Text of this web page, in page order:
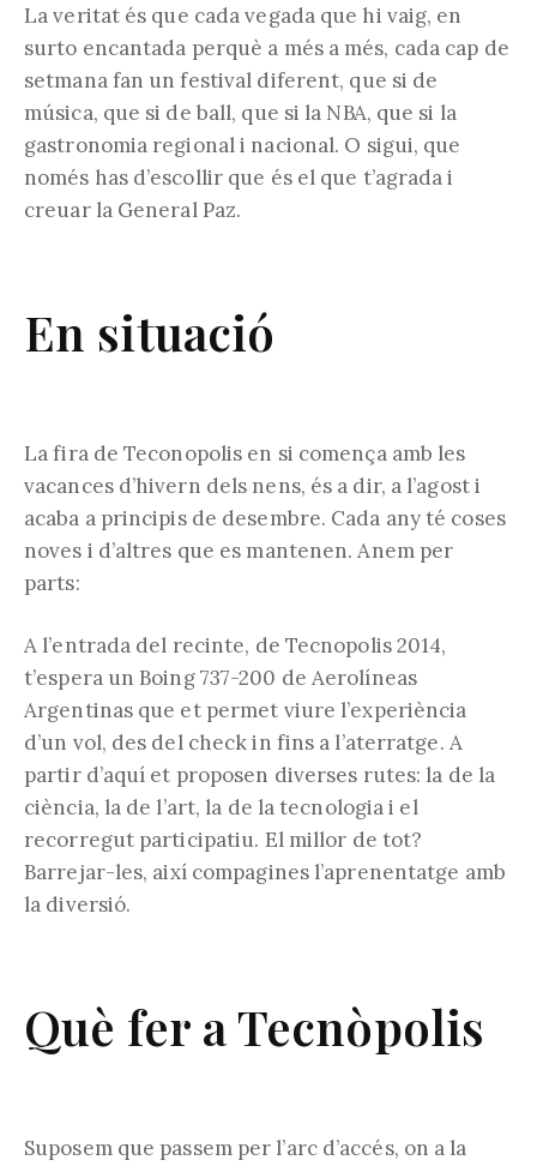
La veritat és que cada vegada que hi vaig, en
surto encantada perquè a més a més, cada cap de
setmana fan un festival diferent, que si de
música, que si de ball, que si la NBA, que si la
gastronomia regional i nacional. O sigui, que
només has d’escollir que és el que t’agrada i
creuar la General Paz.
En situació
La fira de Teconopolis en si comença amb les
vacances d’hivern dels nens, és a dir, a l’agost i
acaba a principis de desembre. Cada any té coses
noves i d’altres que es mantenen. Anem per
parts:
A l’entrada del recinte, de Tecnopolis 2014,
t’espera un Boing 737-200 de Aerolíneas
Argentinas que et permet viure l’experiència
d’un vol, des del check in fins a l’aterratge. A
partir d’aquí et proposen diverses rutes: la de la
ciència, la de l’art, la de la tecnologia i el
recorregut participatiu. El millor de tot?
Barrejar-les, així compagines l’aprenentatge amb
la diversió.
Què fer a Tecnòpolis
Suposem que passem per l’arc d’accés, on a la